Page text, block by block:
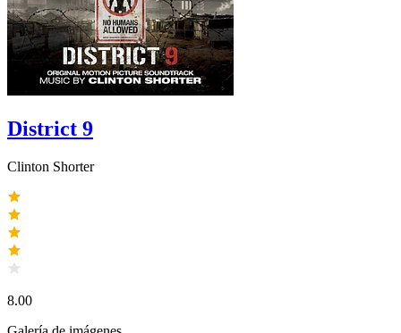
District 9
Clinton Shorter
8.00